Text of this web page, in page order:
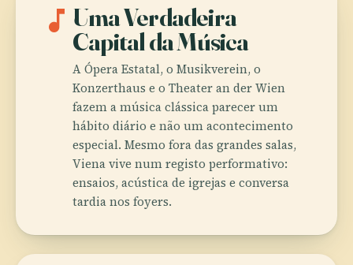
music_note Uma Verdadeira
Capital da Música
A Ópera Estatal, o Musikverein, o
Konzerthaus e o Theater an der Wien
fazem a música clássica parecer um
hábito diário e não um acontecimento
especial. Mesmo fora das grandes salas,
Viena vive num registo performativo:
ensaios, acústica de igrejas e conversa
tardia nos foyers.